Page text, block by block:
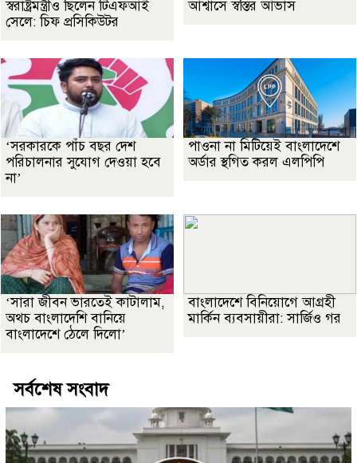
স্বরাষ্ট্রমন্ত্রীও ছিলেন টিএফআই
সেলে: চিফ প্রসিকিউটর
আশ্বাসে স্বস্তির আভাস
‘সরকারকে পাঁচ বছর দেশ
পরিচালনার সুযোগ দেওয়া হবে
না’
পাওনা না মিটিয়েই বাংলাদেশে
অর্ডার স্থগিত করল এলপিপি
‘সারা জীবন ভারতেই কাটালাম,
অথচ বাংলাদেশি বানিয়ে
বাংলাদেশে ঠেলে দিলো’
বাংলাদেশে বিনিয়োগে আগ্রহী
মার্কিন ব্যবসায়ীরা: সার্জিও গর
সর্বশেষ সংবাদ